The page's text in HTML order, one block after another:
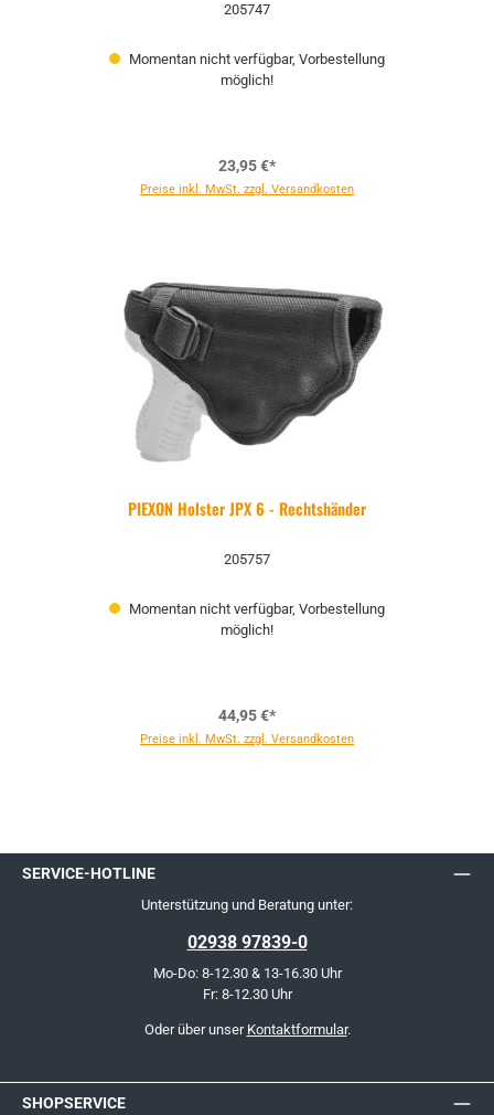
205747
Momentan nicht verfügbar, Vorbestellung
möglich!
23,95 €*
Preise inkl. MwSt. zzgl. Versandkosten
PIEXON Holster JPX 6 - Rechtshänder
205757
Momentan nicht verfügbar, Vorbestellung
möglich!
44,95 €*
Preise inkl. MwSt. zzgl. Versandkosten
SERVICE-HOTLINE
Unterstützung und Beratung unter:
02938 97839-0
Mo-Do: 8-12.30 & 13-16.30 Uhr
Fr: 8-12.30 Uhr
Oder über unser Kontaktformular.
SHOPSERVICE